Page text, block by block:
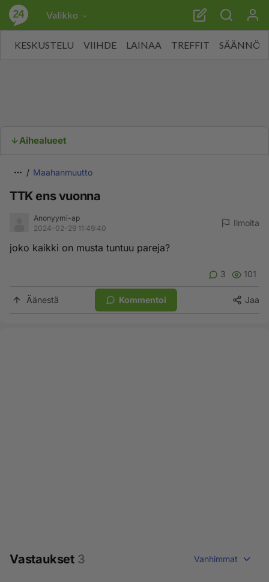
Valikko
KESKUSTELU VIIHDE LAINAA TREFFIT SÄÄNNÖT
Aihealueet
Maahanmuutto
TTK ens vuonna
Anonyymi-ap
2024-02-29 11:49:40
Ilmoita
joko kaikki on musta tuntuu pareja?
3 101
Äänestä Kommentoi Jaa
Vastaukset 3 Vanhimmat